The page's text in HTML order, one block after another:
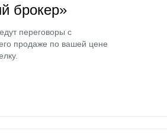
брокер»
переговоры с
продаже по вашей цене